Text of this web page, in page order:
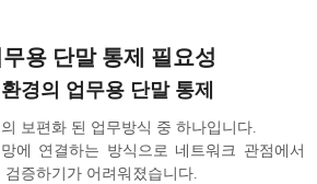
용 단말 통제 필요성
경의 업무용 단말 통제
보편화 된 업무방식 중 하나입니다.
에 연결하는 방식으로 네트워크 관점에서
증하기가 어려워졌습니다.